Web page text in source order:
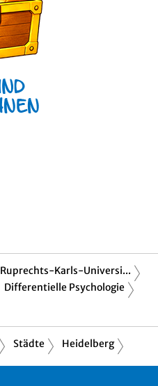
Ruprechts-Karls-Universi...
Differentielle Psychologie
Städte Heidelberg